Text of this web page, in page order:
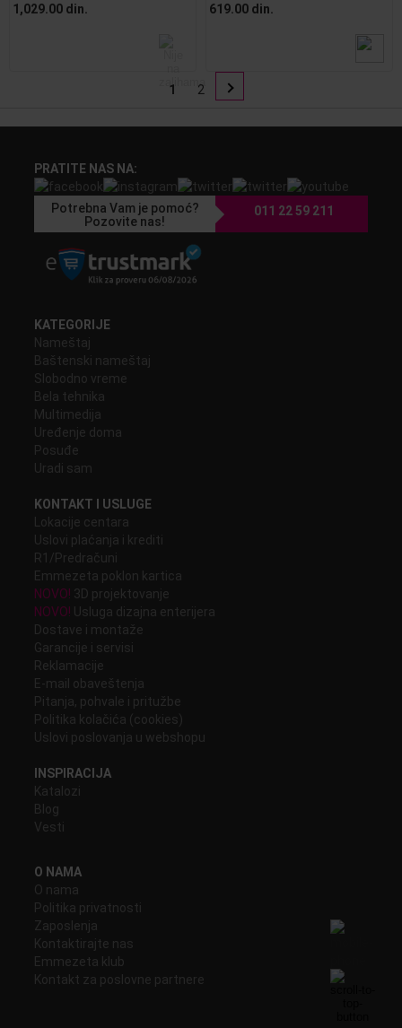
1,029.00 din. 619.00 din.
1 2
PRATITE NAS NA:
Potrebna Vam je pomoć?
Pozovite nas!
011 22 59 211
KATEGORIJE
Nameštaj
Baštenski nameštaj
Slobodno vreme
Bela tehnika
Multimedija
Uređenje doma
Posuđe
Uradi sam
KONTAKT I USLUGE
Lokacije centara
Uslovi plaćanja i krediti
R1/Predračuni
Emmezeta poklon kartica
NOVO! 3D projektovanje
NOVO!
Usluga dizajna enterijera
Dostave i montaže
Garancije i servisi
Reklamacije
E-mail obaveštenja
Pitanja, pohvale i pritužbe
Politika kolačića (cookies)
Uslovi poslovanja u webshopu
INSPIRACIJA
Katalozi
Blog
Vesti
O NAMA
O nama
Politika privatnosti
Zaposlenja
Kontaktirajte nas
Emmezeta klub
Kontakt za poslovne partnere